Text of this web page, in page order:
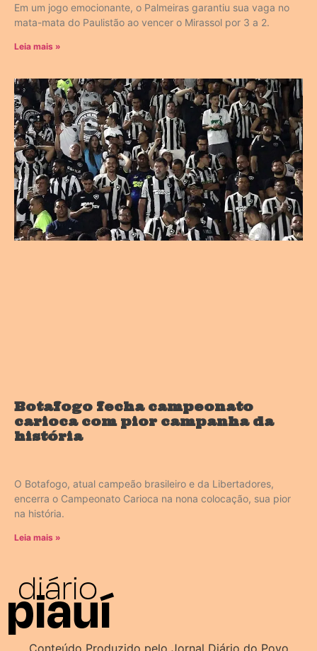
Em um jogo emocionante, o Palmeiras garantiu sua vaga no
mata-mata do Paulistão ao vencer o Mirassol por 3 a 2.
Leia mais »
Botafogo fecha campeonato
carioca com pior campanha da
história
O Botafogo, atual campeão brasileiro e da Libertadores,
encerra o Campeonato Carioca na nona colocação, sua pior
na história.
Leia mais »